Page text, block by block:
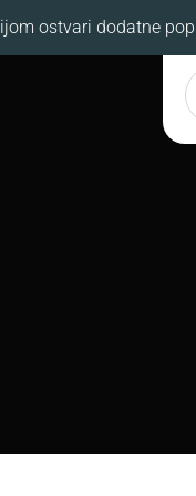
ostvari dodatne